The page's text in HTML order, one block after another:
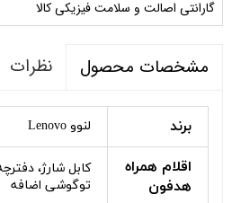
گارانتی اصالت و سلامت فیزیکی کالا
مشخصات محصول نظرات
برند لنوو Lenovo
اقلام همراه
هدفون
کابل شارژ،
توگوشی اضافه